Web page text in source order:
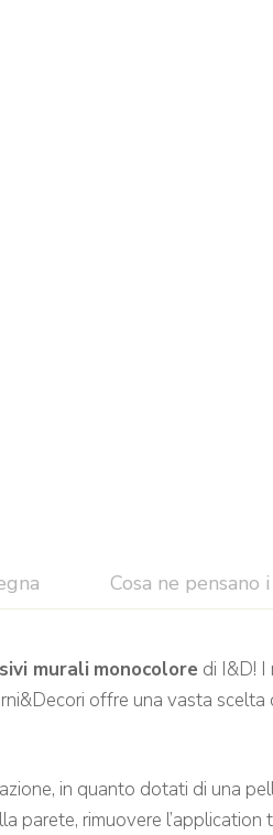
Cosa ne pensano
murali monocolore di I&D! I
offre una vasta scelta
in quanto dotati di una
parete, rimuovere